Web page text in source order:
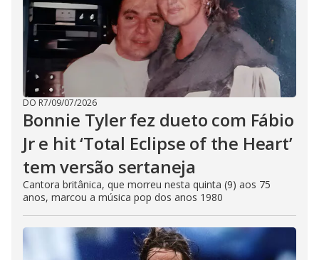
DO R7/09/07/2026
Bonnie Tyler fez dueto com Fábio
Jr e hit ‘Total Eclipse of the Heart’
tem versão sertaneja
Cantora britânica, que morreu nesta quinta (9) aos 75
anos, marcou a música pop dos anos 1980